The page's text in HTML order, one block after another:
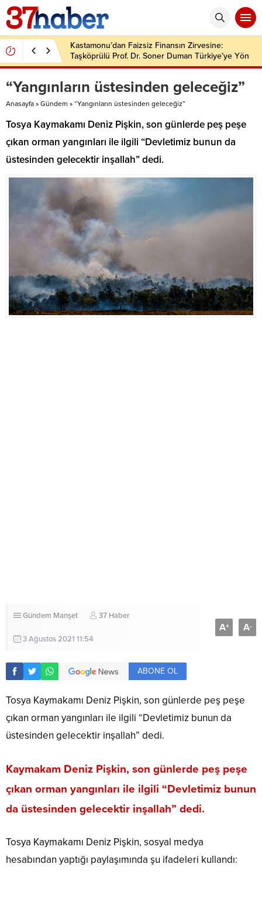
Kastamonu’dan Faizsiz Finansın Zirvesine:
Taşköprülü Prof. Dr. Soner Duman Türkiye’ye Yön
Veriyor
“Yangınların üstesinden geleceğiz”
Anasayfa » Gündem » “Yangınların üstesinden geleceğiz”
Tosya Kaymakamı Deniz Pişkin, son günlerde peş peşe
çıkan orman yangınları ile ilgili “Devletimiz bunun da
üstesinden gelecektir inşallah” dedi.
Gündem Manşet 37 Haber
3 Ağustos 2021 11:54
A+ A-
ABONE OL
Tosya Kaymakamı Deniz Pişkin, son günlerde peş peşe
çıkan orman yangınları ile ilgili “Devletimiz bunun da
üstesinden gelecektir inşallah” dedi.
Kaymakam Deniz Pişkin, son günlerde peş peşe
çıkan orman yangınları ile ilgili “Devletimiz bunun
da üstesinden gelecektir inşallah” dedi.
Tosya Kaymakamı Deniz Pişkin, sosyal medya
hesabından yaptığı paylaşımında şu ifadeleri kullandı: